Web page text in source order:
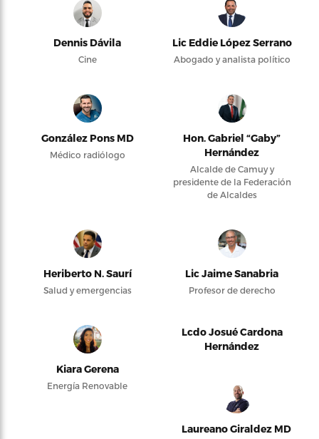
Dennis Dávila
Cine
Lic Eddie López Serrano
Abogado y analista político
González Pons MD
Médico radiólogo
Hon. Gabriel “Gaby”
Hernández
Alcalde de Camuy y
presidente de la Federación
de Alcaldes
Heriberto N. Saurí
Salud y emergencias
Lic Jaime Sanabria
Profesor de derecho
Kiara Gerena
Energía Renovable
Lcdo Josué Cardona
Hernández
Laureano Giraldez MD